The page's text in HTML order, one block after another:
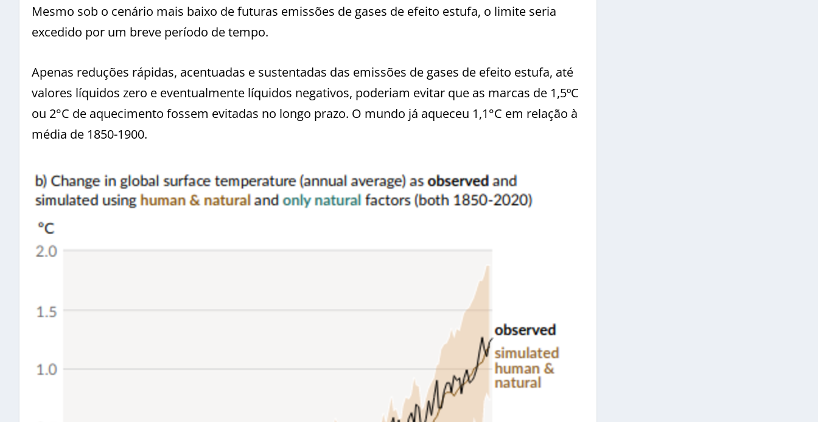
Mesmo sob o cenário mais baixo de futuras emissões de gases de efeito estufa, o limite seria
excedido por um breve período de tempo.
Apenas reduções rápidas, acentuadas e sustentadas das emissões de gases de efeito estufa, até
valores líquidos zero e eventualmente líquidos negativos, poderiam evitar que as marcas de 1,5ºC
ou 2°C de aquecimento fossem evitadas no longo prazo. O mundo já aqueceu 1,1°C em relação à
média de 1850-1900.